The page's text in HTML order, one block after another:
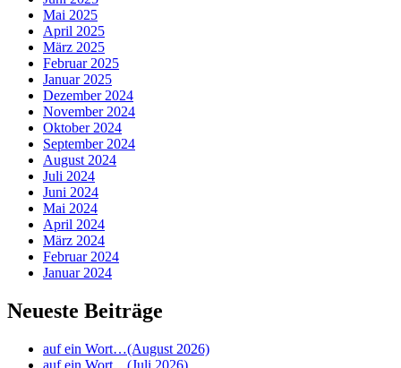
Mai 2025
April 2025
März 2025
Februar 2025
Januar 2025
Dezember 2024
November 2024
Oktober 2024
September 2024
August 2024
Juli 2024
Juni 2024
Mai 2024
April 2024
März 2024
Februar 2024
Januar 2024
Neueste Beiträge
auf ein Wort…(August 2026)